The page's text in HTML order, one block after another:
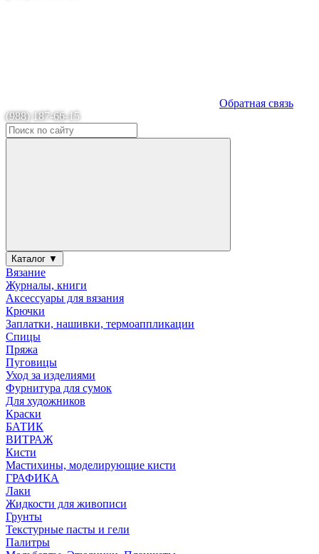
Обратная связь
(988) 187-66-15
Каталог ▼
Вязание
Журналы, книги
Аксессуары для вязания
Крючки
Заплатки, нашивки, термоаппликации
Спицы
Пряжа
Пуговицы
Уход за изделиями
Фурнитура для сумок
Для художников
Краски
БАТИК
ВИТРАЖ
Кисти
Мастихины, моделирующие кисти
ГРАФИКА
Лаки
Жидкости для живописи
Грунты
Текстурные пасты и гели
Палитры